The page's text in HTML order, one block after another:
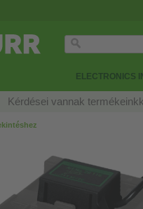
ELECTRONICS
Kérdései vannak